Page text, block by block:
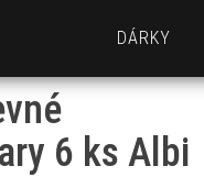
DÁRKY
6 ks Albi